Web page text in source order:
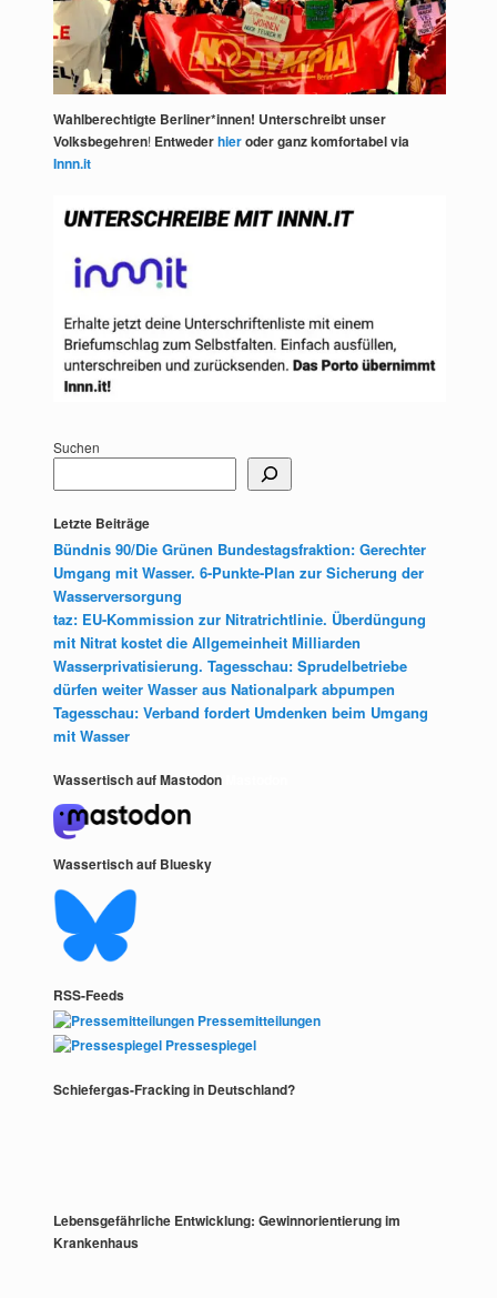
Wahlberechtigte Berliner*innen! Unterschreibt unser
Volksbegehren! Entwederhieroder ganz komfortabel via
Innn.it
Suchen
Letzte Beiträge
Bündnis 90/Die Grünen Bundestagsfraktion: Gerechter
Umgang mit Wasser. 6-Punkte-Plan zur Sicherung der
Wasserversorgung
taz: EU-Kommission zur Nitratrichtlinie. Überdüngung
mit Nitrat kostet die Allgemeinheit Milliarden
Wasserprivatisierung. Tagesschau: Sprudelbetriebe
dürfen weiter Wasser aus Nationalpark abpumpen
Tagesschau: Verband fordert Umdenken beim Umgang
mit Wasser
Wassertisch auf Mastodon
Wassertisch auf Bluesky
RSS-Feeds
Pressemitteilungen
Pressespiegel
Schiefergas-Fracking in Deutschland?
Lebensgefährliche Entwicklung: Gewinnorientierung im
Krankenhaus